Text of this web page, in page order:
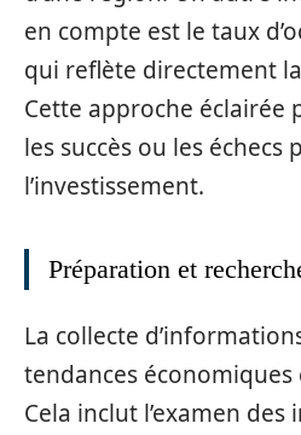
en compte est le taux
qui reflète directement
Cette approche éclairée
les succès ou les échecs
l’investissement.
Préparation et
La collecte
tendances
Cela inclut l’examen des